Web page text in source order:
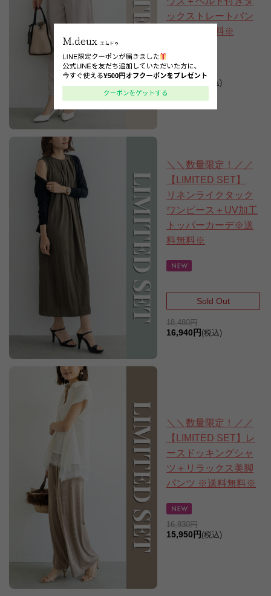
ックストレートパン
ツ※送料無料※
18,920円
(税込)
＼＼数量限定！／／
【LIMITED SET】
リネンライクタック
ワンピース＋UV加工
トッパーカーデ※送
料無料※
Sold Out
18,480円
16,940円 (税込)
＼＼数量限定！／／
【LIMITED SET】レ
ースドッキングシャ
ツ＋リラックス美脚
パンツ ※送料無料※
16,830円
15,950円 (税込)